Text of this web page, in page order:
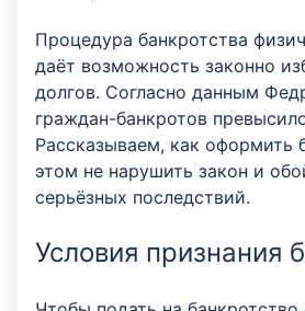
Процедура банкротства
даёт возможность законно
долгов. Согласно данным
граждан-банкротов
Рассказываем, как оформить
этом не нарушить закон и
серьёзных последствий.
Условия признания